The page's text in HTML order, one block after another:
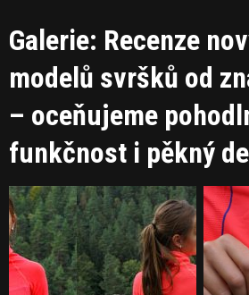
Galerie: Recenze
modelů svršků od
– oceňujeme
funkčnost i pěkný